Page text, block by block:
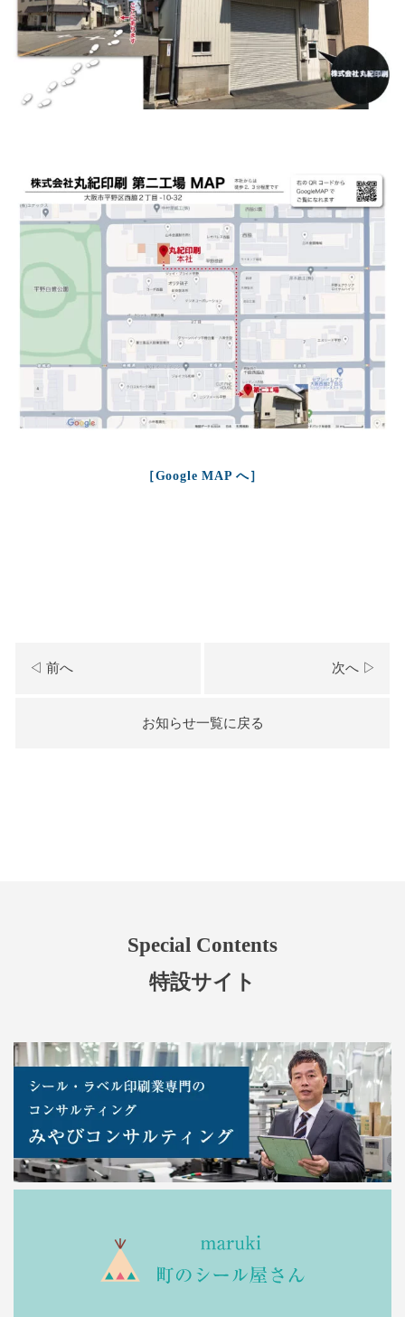
［Google MAP へ］
◁ 前へ 次へ ▷
お知らせ一覧に戻る
Special Contents
特設サイト